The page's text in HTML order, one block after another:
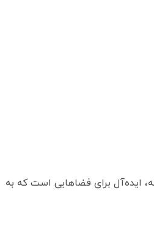
ایده‌آل برای فضاهایی است که به